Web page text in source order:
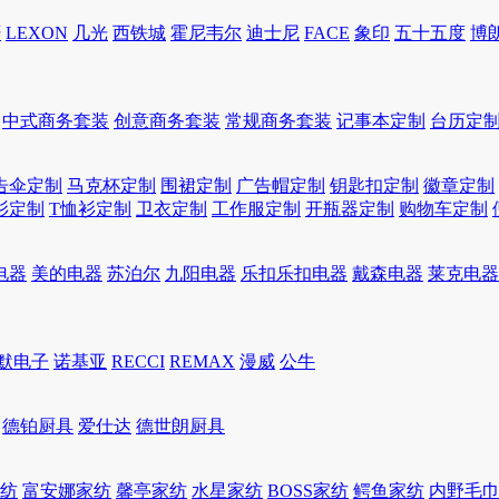
LEXON 几光 西铁城 霍尼韦尔 迪士尼 FACE 象印 五十五度 博
中式商务套装 创意商务套装 常规商务套装 记事本定制 台历定
伞定制 马克杯定制 围裙定制 广告帽定制 钥匙扣定制 徽章定制
定制 T恤衫定制 卫衣定制 工作服定制 开瓶器定制 购物车定制
器 美的电器 苏泊尔 九阳电器 乐扣乐扣电器 戴森电器 莱克电器
电子 诺基亚 RECCI REMAX 漫威 公牛
德铂厨具 爱仕达 德世朗厨具
富安娜家纺 馨亭家纺 水星家纺 BOSS家纺 鳄鱼家纺 内野毛巾